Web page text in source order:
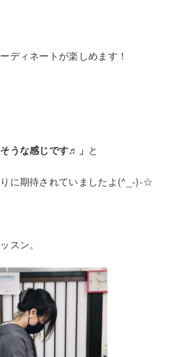
ディネートが楽しめます！
うな感じです♬」 と
に期待されていましたよ(^_-)-☆
スン。